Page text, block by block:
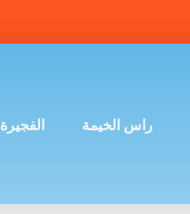
راس الخيمة الفجيرة